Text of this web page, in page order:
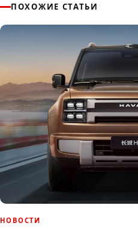
ПОХОЖИЕ СТАТЬИ
НОВОСТИ